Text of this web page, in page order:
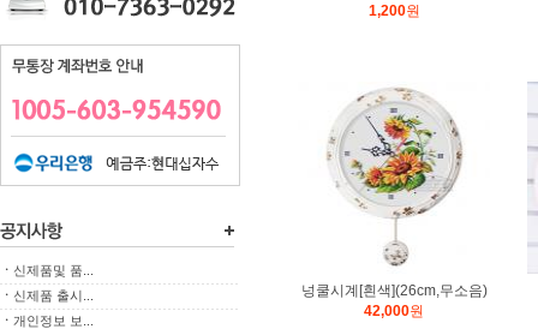
ㆍ 신제품및 품...
ㆍ 신제품 출시...
ㆍ 개인정보 보...
1,200원
넝쿨시계[흰색](26cm,무소음)
42,000원